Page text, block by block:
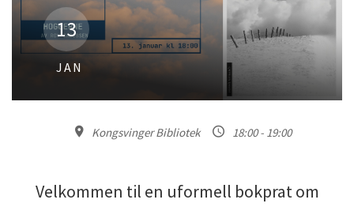
13
JAN
Kongsvinger Bibliotek 18:00 - 19:00
Velkommen til en uformell bokprat om